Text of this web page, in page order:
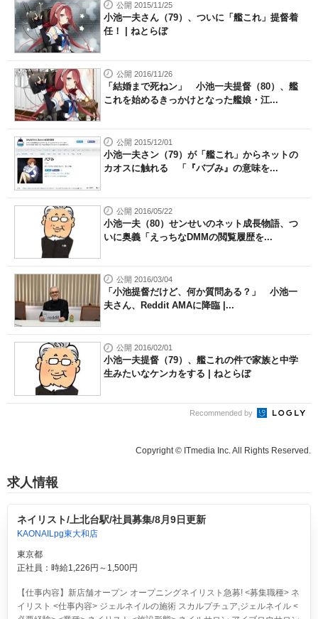
公開 2015/11/25
小池一夫さん（79）、ついに「艦これ」提督着
任！ | ねとらぼ
公開 2016/11/26
「結婚まで死ねン」 小池一夫提督（80）、艦
これを始めるきっかけとなった艦娘・江...
公開 2015/12/01
小池一夫さン（79）が「艦これ」からネットの
カオスに触れる 「『バブみ』の意味を...
公開 2016/05/22
小池一夫（80）せンせいのネット成長物語、つ
いに奥義「えっちなDMMの閲覧履歴を...
公開 2016/03/04
「小池提督だけど、何か質問ある？」 小池一
夫さん、Reddit AMAに降臨 |...
公開 2016/02/01
小池一夫提督（79）、艦これの件で家族と中学
生みたいなケンカをする | ねとらぼ
Recommended by
Copyright © ITmedia Inc. All Rights Reserved.
求人情報
ネイリスト/上北台駅/社員募集/8月9日更新
KAONAILpg東大和店
東京都
正社員：時給1,226円～1,500円
【仕事内容】新店舗オープン オープニングネイリスト急募! <募集職種> ネ
イリスト <仕事内容> ジェルネイルの施術 スカルプチュア,ジェルネイル <